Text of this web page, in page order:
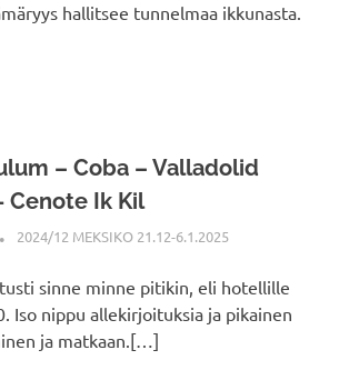
hallitsee tunnelmaa ikkunasta.
– Coba – Valladolid
Cenote Ik Kil
2024/12 MEKSIKO 21.12-6.1.2025
sinne minne pitikin, eli hotellille
Iso nippu allekirjoituksia ja pikainen
ja matkaan.[…]